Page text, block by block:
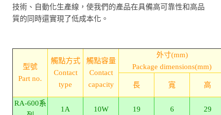
技術、自動化生產線，使我們的產品在具備高可靠性和高品
質的同時還實現了低成本化。
型號
Part no.
觸點方式
Contact
type
觸點容量
Contact
capacity
外寸(mm)
Package dimensions(mm)
長 寬 高
RA-600系
1A 10W 19 6 29